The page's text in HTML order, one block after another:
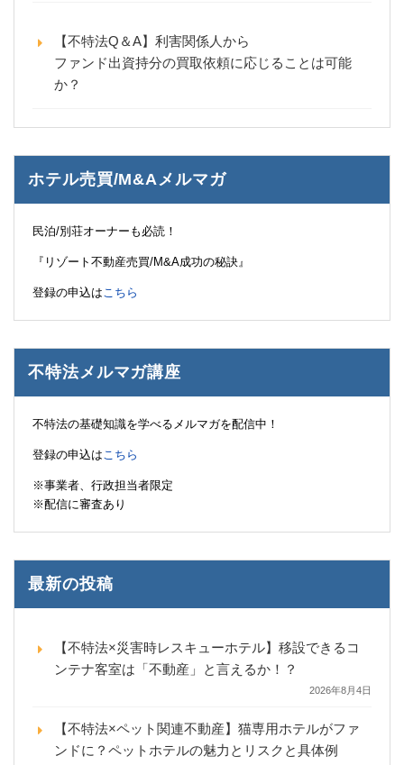
【不特法Q＆A】利害関係人から
ファンド出資持分の買取依頼に応じることは可能
か？
ホテル売買/M&Aメルマガ
民泊/別荘オーナーも必読！
『リゾート不動産売買/M&A成功の秘訣』
登録の申込は こちら
不特法メルマガ講座
不特法の基礎知識を学べるメルマガを配信中！
登録の申込は こちら
※事業者、行政担当者限定
※配信に審査あり
最新の投稿
【不特法×災害時レスキューホテル】移設できるコ
ンテナ客室は「不動産」と言えるか！？
2026年8月4日
【不特法×ペット関連不動産】猫専用ホテルがファ
ンドに？ペットホテルの魅力とリスクと具体例